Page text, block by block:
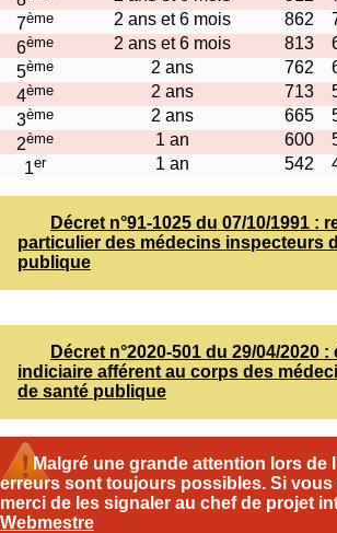
7ème 2 ans et 6 mois 862
6ème 2 ans et 6 mois 813
5ème 2 ans 762
4ème 2 ans 713
3ème 2 ans 665
2ème 1 an 600
1er 1 an 542
Décret n°91-1025 du 07/10/1991 :
particulier des médecins inspecteurs
publique
Décret n°2020-501 du 29/04/2020
indiciaire afférent au corps des
de santé publique
Malgré une grande attention lors de
erreurs sont toujours possibles. Si vous
merci de les signaler au chef de projet
Webmestre